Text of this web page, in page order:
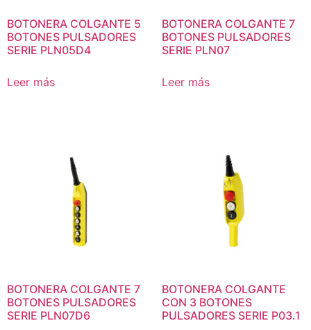
BOTONERA COLGANTE 5
BOTONES PULSADORES
SERIE PLN05D4
Leer más
BOTONERA COLGANTE 7
BOTONES PULSADORES
SERIE PLN07
Leer más
BOTONERA COLGANTE 7
BOTONES PULSADORES
SERIE PLN07D6
BOTONERA COLGANTE
CON 3 BOTONES
PULSADORES SERIE P03.1